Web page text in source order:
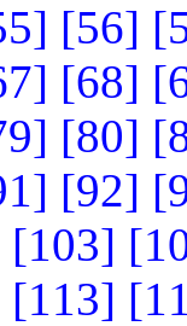
[56]
[68]
[80]
[92]
[103]
[113]